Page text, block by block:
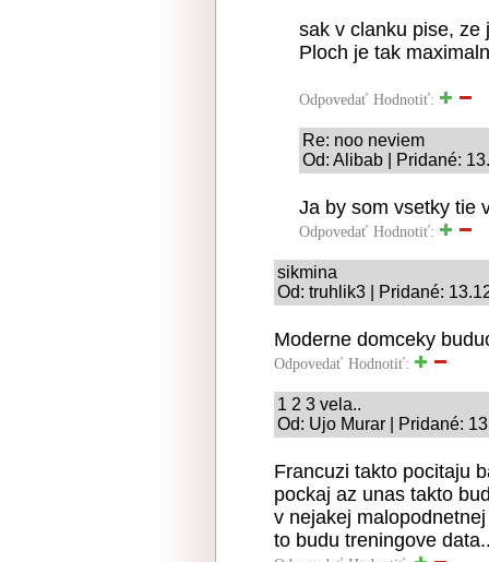
sak v clanku pise, ze
Ploch je tak
Odpovedať Hodnotiť:
Re: noo neviem
Od: Alibab | Pridané:
Ja by som vsetky tie
Odpovedať Hodnotiť:
sikmina
Od: truhlik3 | Pridané:
Moderne domceky
Odpovedať Hodnotiť:
1 2 3 vela..
Od: Ujo Murar | Pridané:
Francuzi takto pocitaju
pockaj az unas takto
v nejakej
to budu treningove